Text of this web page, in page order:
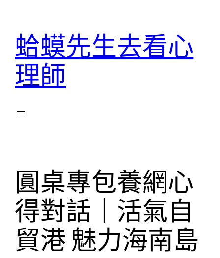
蛤蟆先生去看心
理師
圓桌專包養網心
得對話｜活氣自
貿港 魅力海南島